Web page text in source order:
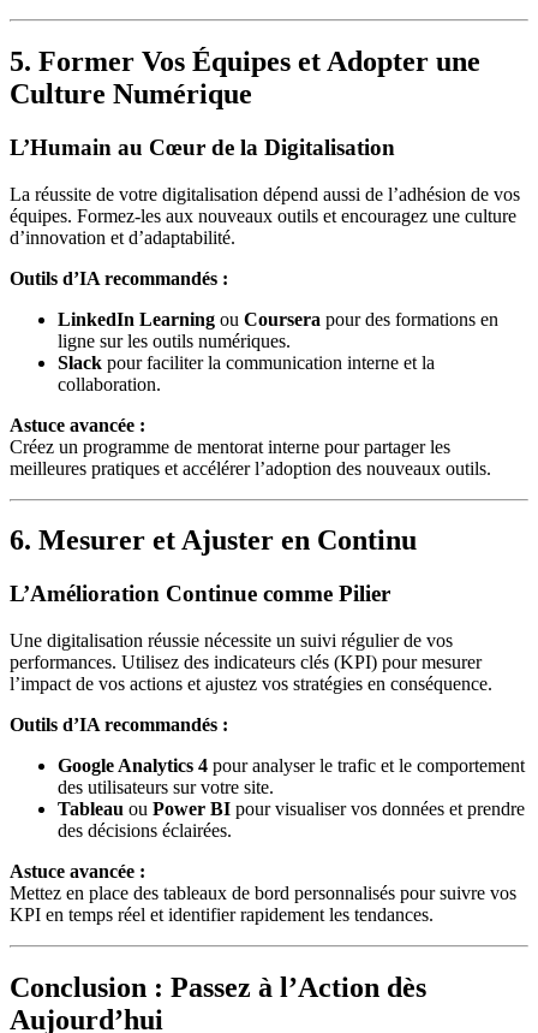
5. Former Vos Équipes et Adopter une
Culture Numérique
L’Humain au Cœur de la Digitalisation
La réussite de votre digitalisation dépend aussi de l’adhésion de vos
équipes. Formez-les aux nouveaux outils et encouragez une culture
d’innovation et d’adaptabilité.
Outils d’IA recommandés :
LinkedIn Learning ou Coursera pour des formations en
ligne sur les outils numériques.
Slack pour faciliter la communication interne et la
collaboration.
Astuce avancée :
Créez un programme de mentorat interne pour partager les
meilleures pratiques et accélérer l’adoption des nouveaux outils.
6. Mesurer et Ajuster en Continu
L’Amélioration Continue comme Pilier
Une digitalisation réussie nécessite un suivi régulier de vos
performances. Utilisez des indicateurs clés (KPI) pour mesurer
l’impact de vos actions et ajustez vos stratégies en conséquence.
Outils d’IA recommandés :
Google Analytics 4 pour analyser le trafic et le comportement
des utilisateurs sur votre site.
Tableau ou Power BI pour visualiser vos données et prendre
des décisions éclairées.
Astuce avancée :
Mettez en place des tableaux de bord personnalisés pour suivre vos
KPI en temps réel et identifier rapidement les tendances.
Conclusion : Passez à l’Action dès
Aujourd’hui